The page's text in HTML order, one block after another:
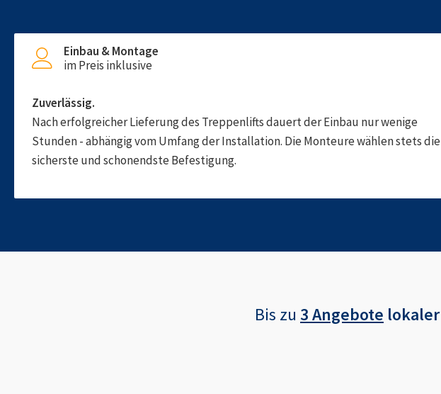
Einbau & Montage
im Preis inklusive
Zuverlässig.
Nach erfolgreicher Lieferung des Treppenlifts dauert der Einbau nur wenige
Stunden - abhängig vom Umfang der Installation. Die Monteure wählen stets die
sicherste und schonendste Befestigung.
Bis zu 3 Angebote